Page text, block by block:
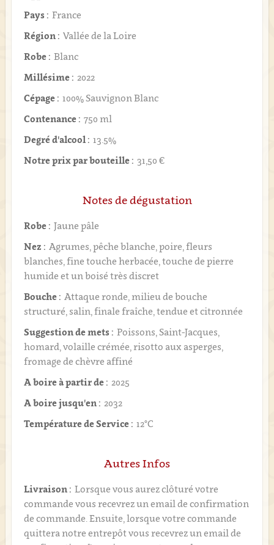
Pays : France
Région : Vallée de la Loire
Robe : Blanc
Millésime : 2022
Cépage : 100% Sauvignon Blanc
Contenance : 750 ml
Degré d'alcool : 13.5%
Notre prix par bouteille : 31,50 €
Notes de dégustation
Robe : Jaune pâle
Nez : Agrumes, pêche blanche, poire, fleurs
blanches, fine touche herbacée, touche de pierre
humide et un boisé très discret
Bouche : Attaque ronde, milieu de bouche
structuré, salin, finale fraîche, tendue et citronnée
Suggestion de mets : Poissons, Saint-Jacques,
homard, volaille crémée, risotto aux asperges,
fromage de chèvre affiné
A boire à partir de : 2025
A boire jusqu'en : 2032
Température de Service : 12°C
Autres Infos
Livraison : Lorsque vous aurez clôturé votre
commande vous recevrez un email de confirmation
de commande. Ensuite, lorsque votre commande
quittera notre entrepôt vous recevrez un email de